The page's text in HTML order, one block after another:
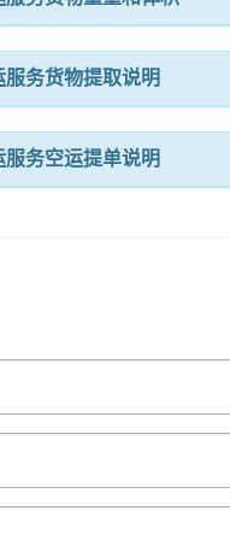
务货物提取说明
务空运提单说明